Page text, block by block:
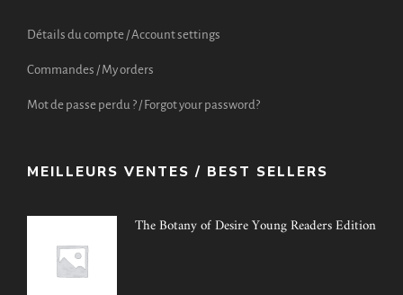
Détails du compte / Account settings
Commandes / My orders
Mot de passe perdu ? / Forgot your password?
MEILLEURS VENTES / BEST SELLERS
The Botany of Desire Young Readers Edition